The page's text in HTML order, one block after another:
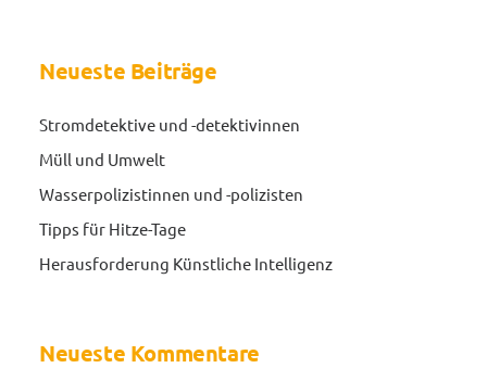
Neueste Beiträge
Stromdetektive und -detektivinnen
Müll und Umwelt
Wasserpolizistinnen und -polizisten
Tipps für Hitze-Tage
Herausforderung Künstliche Intelligenz
Neueste Kommentare